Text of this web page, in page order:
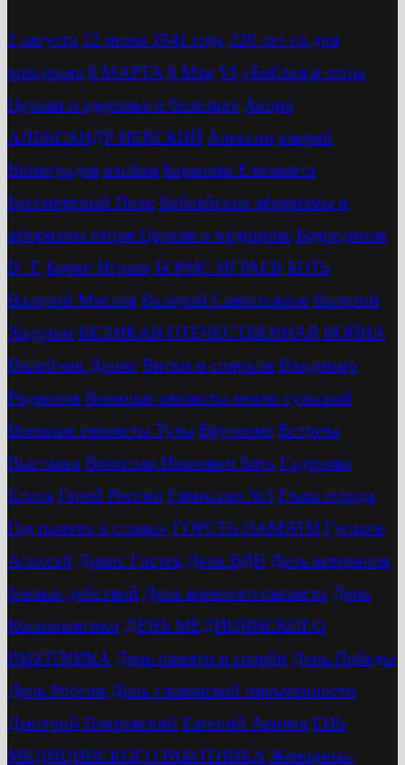
2 августа 22 июня 1941 года 220 лет со дня
рождения 8 МАРТА 9 Мая Vf »Библия и отцы
Церкви о здоровье и болезнях Акция
АЛЕКСАНДР НЕВСКИЙ Алексин алерий
Виноградов альбом Баранова Елизавета
Бессмертный Полк Библейские афоризмы и
афоризмы отцов Церкви о медицине Бодрединов
В. Т. Бориc Играев БОРИС ИГРАЕВ БОТЬ
Валерий Маслов Валерий Савостьянов Валерий
Ходулин ВЕЛИКАЯ ОТЕЧЕСТВЕННАЯ ВОЙНА
Вилейчик Денис Витки и спирали Владимир
Родионов Военные связисты земли тульской
Военные связисты Тулы Вручение Встреча
Выставка Вячеслав Иванович Боть Гаденова
Елена Герой России Гимназия №3 Глава города
Год памяти и славы» ГОРСТЬ ПАМЯТИ Гусаков
Алексей Денис Гастев День ВДВ День ветеранов
боевых действий День военного связиста День
Космонавтики ДЕНЬ МЕДИЦИНСКОГО
РАБОТНИКА День памяти и скорби День Победы
День России День славянской письменности
Дмитрий Покровский Евгений Авилов ЕНЬ
МЕДИЦИНСКОГО РАБОТНИКА Женщины-